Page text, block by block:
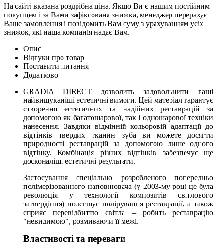
На сайті вказана роздрібна ціна. Якщо Ви є нашим постійним
покупцем і за Вами зафіксована знижка, менеджер перерахує
Ваше замовлення і повідомить Вам суму з урахуванням усіх
знижок, які наша компанія надає Вам.
Опис
Відгуки про товар
Поставити питання
Додатково
GRADIA DIRECT дозволить задовольнити ваші
найвишуканіші естетичні вимоги. Цей матеріал гарантує
створення естетичних та надійних реставрацій за
допомогою як багатошарової, так і одношарової техніки
нанесення. Завдяки відмінній кольоровій адаптації до
відтінків твердих тканин зуба ви можете досягти
природності реставрацій за допомогою лише одного
відтінку. Комбінація різних відтінків забезпечує ще
досконаліші естетичні результати.
Застосування спеціально розробленого попередньо
полімерізованного наповнювача (у 2003-му році це була
революція у технології композитів світлового
затвердіння) полегшує полірування реставрації, а також
сприяє перевідбиттю світла – робить реставрацію
"невидимою", розмиваючи її межі.
Властивості та переваги